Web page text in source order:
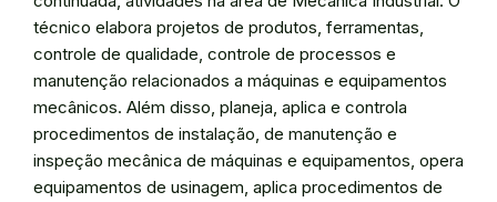
técnico elabora projetos de produtos, ferramentas,
controle de qualidade, controle de processos e
manutenção relacionados a máquinas e equipamentos
mecânicos. Além disso, planeja, aplica e controla
procedimentos de instalação, de manutenção e
inspeção mecânica de máquinas e equipamentos, opera
equipamentos de usinagem, aplica procedimentos de